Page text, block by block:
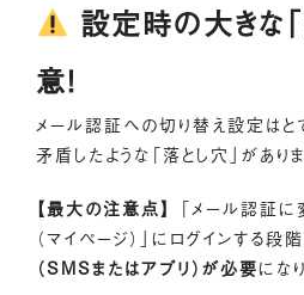
設定時の大きな
意！
メール認証への切り替え設定はと
矛盾したような「落とし穴」がありま
【最大の注意点】
「メール認証
（マイページ）」にログインする段階
（SMSまたはアプリ）が必要にな